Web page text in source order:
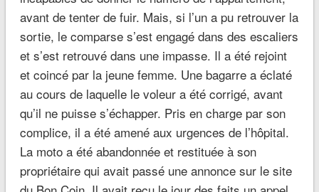
avant de tenter de fuir. Mais, si l’un a pu retrouver la
sortie, le comparse s’est engagé dans des escaliers
et s’est retrouvé dans une impasse. Il a été rejoint
et coincé par la jeune femme. Une bagarre a éclaté
au cours de laquelle le voleur a été corrigé, avant
qu’il ne puisse s’échapper. Pris en charge par son
complice, il a été amené aux urgences de l’hôpital.
La moto a été abandonnée et restituée à son
propriétaire qui avait passé une annonce sur le site